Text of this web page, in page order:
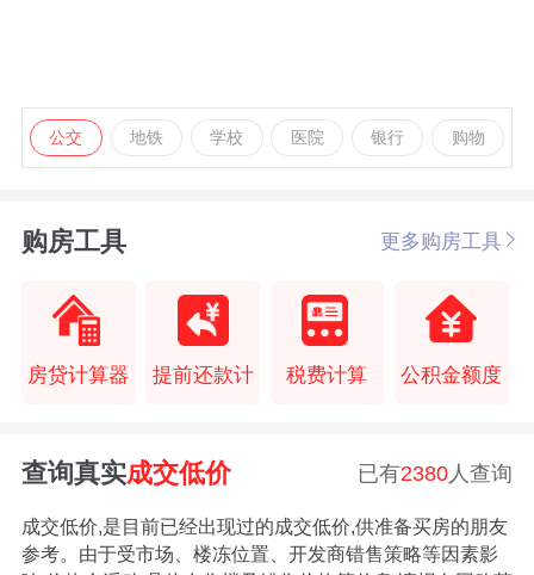
公交 地铁 学校 医院 银行 购物
购房工具 更多购房工具
房贷计算器 提前还款计 税费计算 公积金额度
查询真实成交低价 已有2380人查询
成交低价,是目前已经出现过的成交低价,供准备买房的朋友
参考。由于受市场、楼冻位置、开发商错售策略等因素影